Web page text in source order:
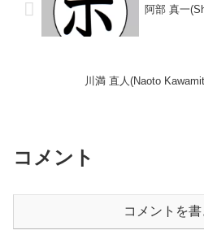
阿部 真一
川満 直人(Naoto
コメント
コメントを